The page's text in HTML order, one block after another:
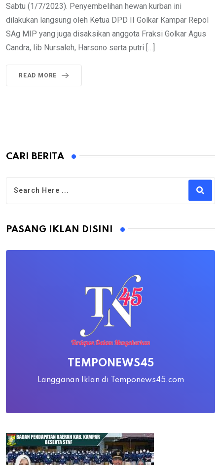
Sabtu (1/7/2023). Penyembelihan hewan kurban ini
dilakukan langsung oleh Ketua DPD II Golkar Kampar Repol
SAg MIP yang juga disaksikan anggota Fraksi Golkar Agus
Candra, Iib Nursaleh, Harsono serta putri […]
READ MORE
CARI BERITA
PASANG IKLAN DISINI
TEMPONEWS45
Langganan Iklan di Temponews45.com